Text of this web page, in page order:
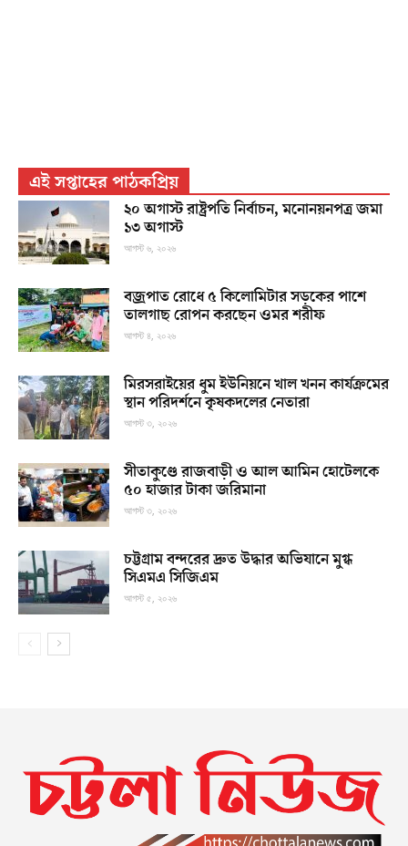
এই সপ্তাহের পাঠকপ্রিয়
২০ অগাস্ট রাষ্ট্রপতি নির্বাচন, মনোনয়নপত্র জমা
১৩ অগাস্ট
আগস্ট ৬, ২০২৬
বজ্রপাত রোধে ৫ কিলোমিটার সড়কের পাশে
তালগাছ রোপন করছেন ওমর শরীফ
আগস্ট ৪, ২০২৬
মিরসরাইয়ের ধুম ইউনিয়নে খাল খনন কার্যক্রমের
স্থান পরিদর্শনে কৃষকদলের নেতারা
আগস্ট ৩, ২০২৬
সীতাকুণ্ডে রাজবাড়ী ও আল আমিন হোটেলকে
৫০ হাজার টাকা জরিমানা
আগস্ট ৩, ২০২৬
চট্টগ্রাম বন্দরের দ্রুত উদ্ধার অভিযানে মুগ্ধ
সিএমএ সিজিএম
আগস্ট ৫, ২০২৬